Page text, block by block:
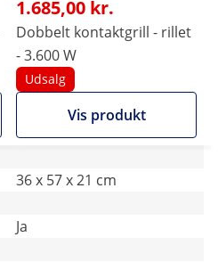
1.685,00 kr.
Dobbelt kontaktgrill - rillet
- 3.600 W
Udsalg
Vis produkt
36 x 57 x 21 cm
Ja